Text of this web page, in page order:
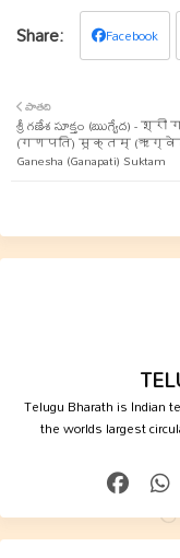
Facebook
పాతది
శ్రీ గణేశ సూక్తం (ఋగ్వేద) -
(गणपति) सूक्तम्
Ganesha (Ganapati) Suktam
Telugu Bharath is Indian
the worlds largest